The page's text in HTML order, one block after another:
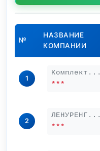
№
НАЗВАНИЕ
КОМПАНИИ
1
Комплект...
***
2
ЛЕНУРЕНГ...
***